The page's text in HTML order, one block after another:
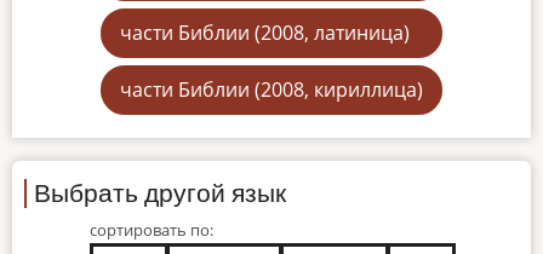
части Библии (2008, латиница)
части Библии (2008, кириллица)
Выбрать другой язык
сортировать по: